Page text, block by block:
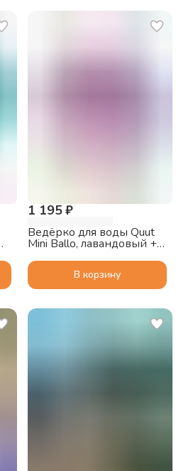
1 195 ₽
Ведёрко для воды Quut
Mini Ballo, лавандовый +
В корзину